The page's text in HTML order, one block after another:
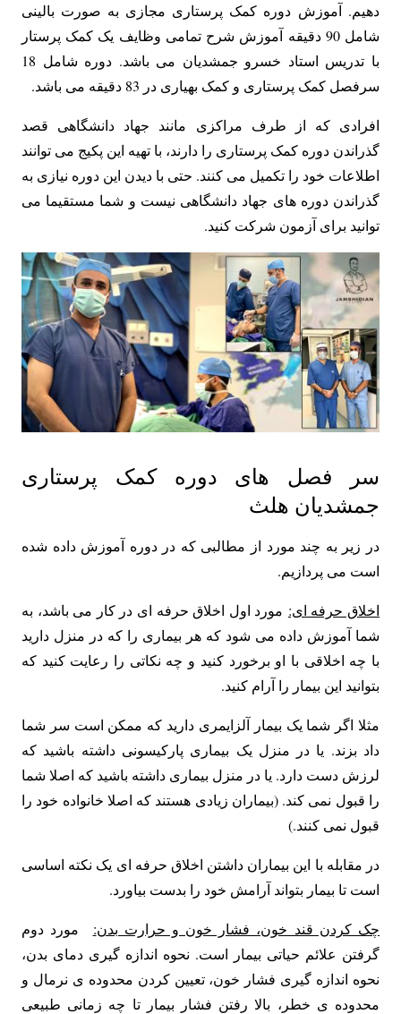
دهیم. آموزش دوره کمک پرستاری مجازی به صورت بالینی
شامل 90 دقیقه آموزش شرح تمامی وظایف یک کمک پرستار
با تدریس استاد خسرو جمشدیان می باشد. دوره شامل 18
سرفصل کمک پرستاری و کمک بهیاری در 83 دقیقه می باشد.
افرادی که از طرف مراکزی مانند جهاد دانشگاهی قصد
گذراندن دوره کمک پرستاری را دارند، با تهیه این پکیج می توانند
اطلاعات خود را تکمیل می کنند. حتی با دیدن این دوره نیازی به
گذراندن دوره های جهاد دانشگاهی نیست و شما مستقیما می
توانید برای آزمون شرکت کنید.
سر فصل های دوره کمک پرستاری
جمشدیان هلث
در زیر به چند مورد از مطالبی که در دوره آموزش داده شده
است می پردازیم.
اخلاق حرفه ای: مورد اول اخلاق حرفه ای در کار می باشد، به
شما آموزش داده می شود که هر بیماری را که در منزل دارید
با چه اخلاقی با او برخورد کنید و چه نکاتی را رعایت کنید که
بتوانید این بیمار را آرام کنید.
مثلا اگر شما یک بیمار آلزایمری دارید که ممکن است سر شما
داد بزند. یا در منزل یک بیماری پارکیسونی داشته باشید که
لرزش دست دارد. یا در منزل بیماری داشته باشید که اصلا شما
را قبول نمی کند. (بیماران زیادی هستند که اصلا خانواده خود را
قبول نمی کنند.)
در مقابله با این بیماران داشتن اخلاق حرفه ای یک نکته اساسی
است تا بیمار بتواند آرامش خود را بدست بیاورد.
چک کردن قند خون، فشار خون و حرارت بدن: مورد دوم
گرفتن علائم حیاتی بیمار است. نحوه اندازه گیری دمای بدن،
نحوه اندازه گیری فشار خون، تعیین کردن محدوده ی نرمال و
محدوده ی خطر، بالا رفتن فشار بیمار تا چه زمانی طبیعی